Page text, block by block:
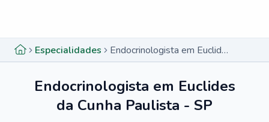
Especialidades Endocrinologista em Euclides da Cunha Paulista - SP
Endocrinologista em Euclides
da Cunha Paulista - SP